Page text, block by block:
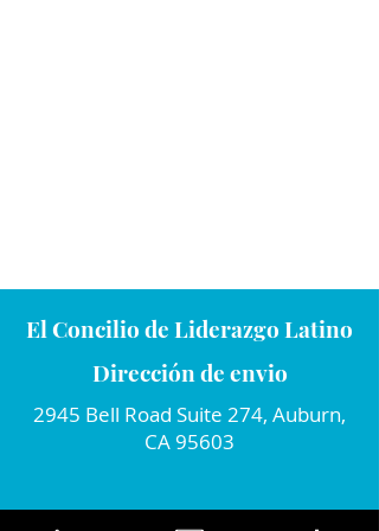
El Concilio de Liderazgo Latino
Dirección de envio
2945 Bell Road Suite 274, Auburn,
CA 95603
Conecta con nosotros